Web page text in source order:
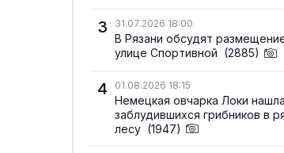
3 31.07.2026 18:00
В Рязани обсудят
улице Спортивной (2885)
4 01.08.2026 18:15
Немецкая овчарка Локи нашла
заблудившихся грибников в
лесу (1947)